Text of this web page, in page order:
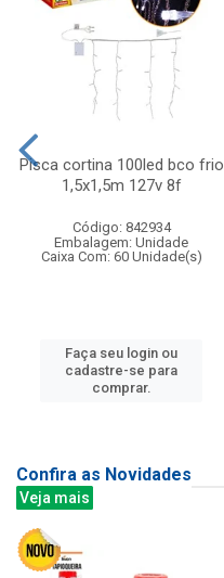
Pisca cortina 100led bco frio
1,5x1,5m 127v 8f
Código: 842934
Embalagem: Unidade
Caixa Com: 60 Unidade(s)
Faça seu login ou
cadastre-se para
comprar.
Confira as Novidades
Veja mais